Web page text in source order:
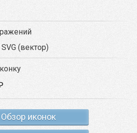
SVG (вектор)
Обзор иконок